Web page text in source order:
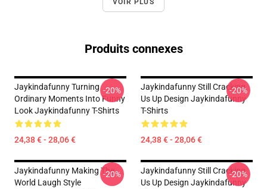
VOIR PLUS
Produits connexes
Jaykindafunny Turning
Ordinary Moments Into Funny
Look Jaykindafunny T-Shirts
24,38 € - 28,06 €
-20%
Jaykindafunny Still Cracking
Us Up Design Jaykindafunny
T-Shirts
24,38 € - 28,06 €
-20%
Jaykindafunny Making The
World Laugh Style
-20%
Jaykindafunny Still Cracking
Us Up Design Jaykindafunny
-20%